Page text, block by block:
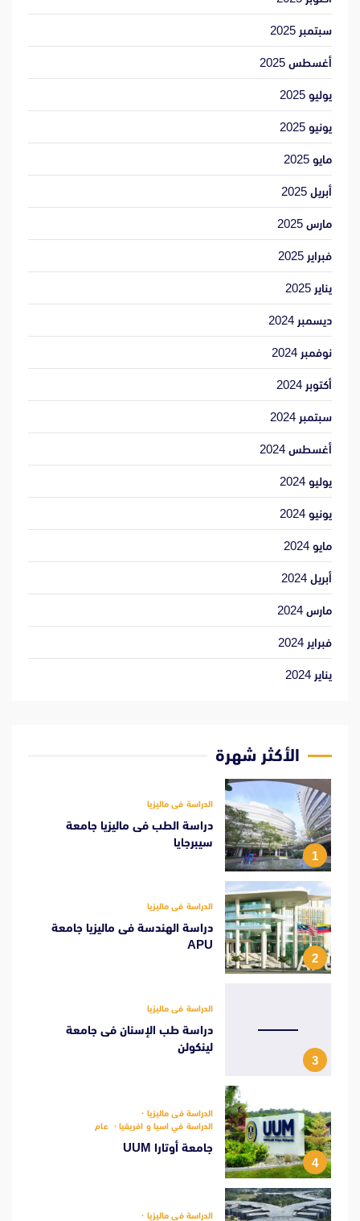
سبتمبر 2025
أغسطس 2025
يوليو 2025
يونيو 2025
مايو 2025
أبريل 2025
مارس 2025
فبراير 2025
يناير 2025
ديسمبر 2024
نوفمبر 2024
أكتوبر 2024
سبتمبر 2024
أغسطس 2024
يوليو 2024
يونيو 2024
مايو 2024
أبريل 2024
مارس 2024
فبراير 2024
يناير 2024
الأكثر شهرة
1
الدراسة فى ماليزيا
دراسة الطب فى ماليزيا جامعة
سيبرجايا
2
الدراسة فى ماليزيا
دراسة الهندسة فى ماليزيا جامعة
APU
3
الدراسة فى ماليزيا
دراسة طب الإسنان فى جامعة
لينكولن
4
الدراسة فى ماليزيا
الدراسة في اسيا و افريقيا
عام
جامعة أوتارا UUM
الدراسة فى ماليزيا